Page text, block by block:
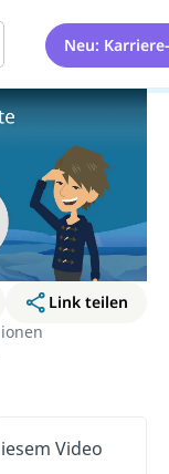
Neu:
Link teilen
Video